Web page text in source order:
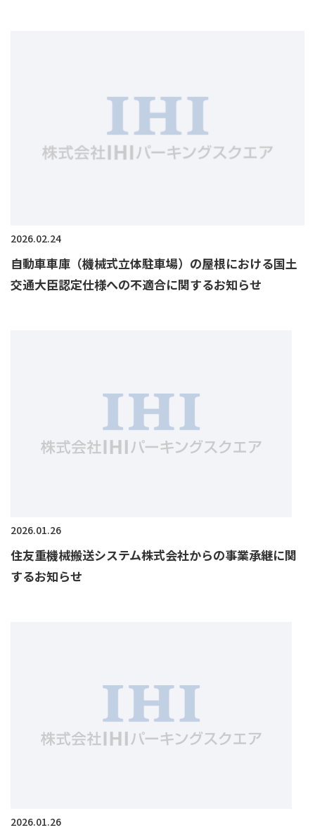
2026.02.24
自動車車庫（機械式立体駐車場）の屋根における国土
交通大臣認定仕様への不適合に関するお知らせ
2026.01.26
住友重機械搬送システム株式会社からの事業承継に関
するお知らせ
2026.01.26